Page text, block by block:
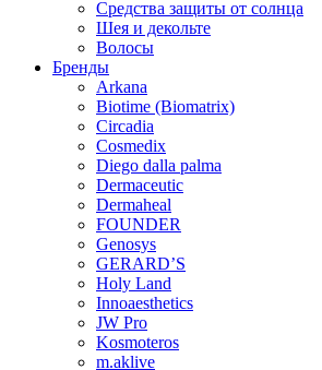
Средства защиты от солнца
Шея и декольте
Волосы
Бренды
Arkana
Biotime (Biomatrix)
Circadia
Cosmedix
Diego dalla palma
Dermaceutic
Dermaheal
FOUNDER
Genosys
GERARD’S
Holy Land
Innoaesthetics
JW Pro
Kosmoteros
m.aklive